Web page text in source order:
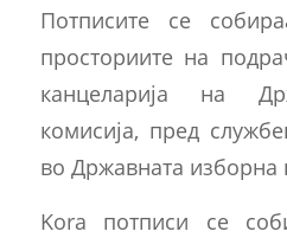
Потписите се
просториите на
канцеларија на
комисија, пред
во Државната изборна
Kora потписи се